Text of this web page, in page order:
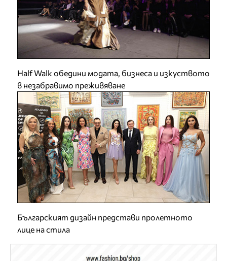
Half Walk обедини модата, бизнеса и изкуството
в незабравимо преживяване
Българският дизайн представи пролетното
лице на стила